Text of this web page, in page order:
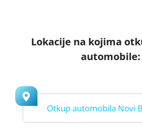
Lokacije na kojima
automobile:
Otkup automobila Novi